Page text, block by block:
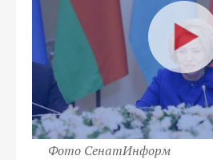
Фото СенатИнформ